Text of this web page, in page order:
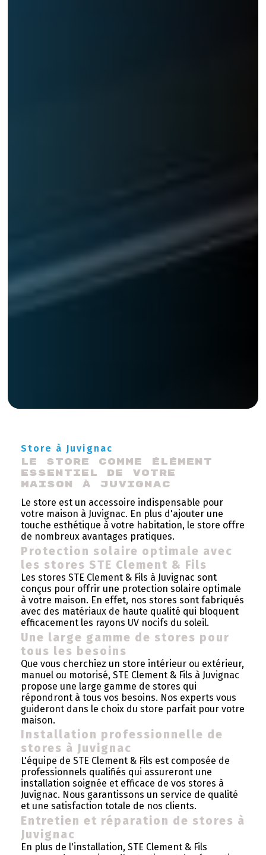
Store à Juvignac
Le store comme élément
essentiel de votre
maison à Juvignac
Le store est un accessoire indispensable pour
votre maison à Juvignac. En plus d'ajouter une
touche esthétique à votre habitation, le store offre
de nombreux avantages pratiques.
Protection solaire optimale avec
les stores STE Clement & Fils
Les stores STE Clement & Fils à Juvignac sont
conçus pour offrir une protection solaire optimale
à votre maison. En effet, nos stores sont fabriqués
avec des matériaux de haute qualité qui bloquent
efficacement les rayons UV nocifs du soleil.
Une large gamme de stores pour
tous les besoins
Que vous cherchiez un store intérieur ou extérieur,
manuel ou motorisé, STE Clement & Fils à Juvignac
propose une large gamme de stores qui
répondront à tous vos besoins. Nos experts vous
guideront dans le choix du store parfait pour votre
maison.
Installation professionnelle de
stores à Juvignac
L'équipe de STE Clement & Fils est composée de
professionnels qualifiés qui assureront une
installation soignée et efficace de vos stores à
Juvignac. Nous garantissons un service de qualité
et une satisfaction totale de nos clients.
Entretien et réparation de stores à
Juvignac
En plus de l'installation, STE Clement & Fils